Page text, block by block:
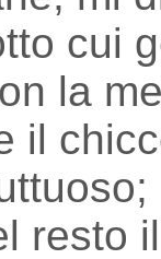
cui
la
il
resto